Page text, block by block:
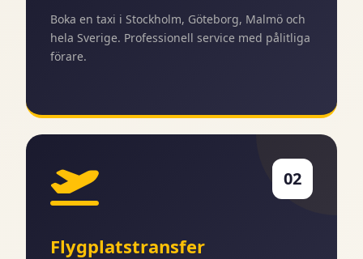
Boka en taxi i Stockholm, Göteborg, Malmö och
hela Sverige. Professionell service med pålitliga
förare.
02
Flygplatstransfer